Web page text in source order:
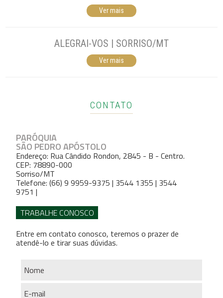
Ver mais
ALEGRAI-VOS | SORRISO/MT
Ver mais
CONTATO
PARÓQUIA
SÃO PEDRO APÓSTOLO
Endereço: Rua Cândido Rondon, 2845 - B - Centro.
CEP: 78890-000
Sorriso/MT
Telefone: (66) 9 9959-9375 | 3544 1355 | 3544
9751 |
TRABALHE CONOSCO
Entre em contato conosco, teremos o prazer de
atendê-lo e tirar suas dúvidas.